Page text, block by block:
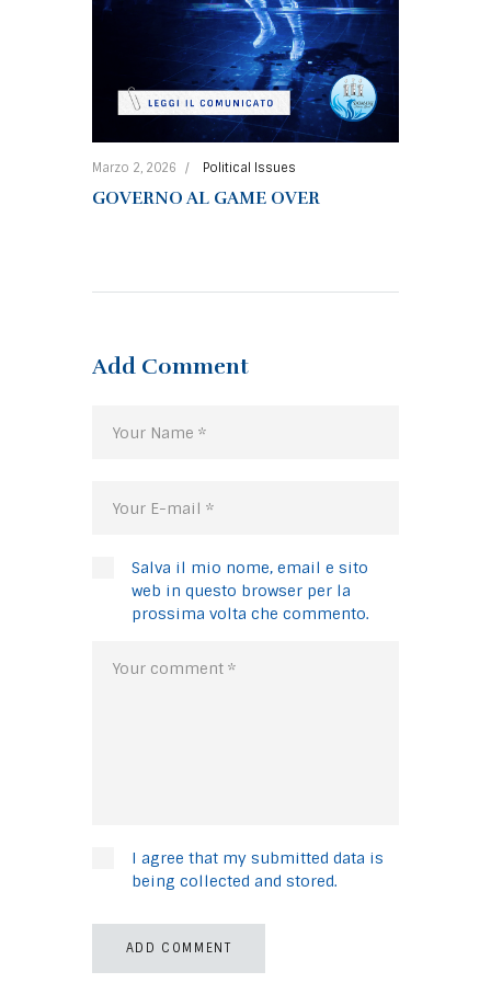
Marzo 2, 2026 Political Issues
GOVERNO AL GAME OVER
Add Comment
Salva il mio nome, email e sito
web in questo browser per la
prossima volta che commento.
I agree that my submitted data is
being collected and stored.